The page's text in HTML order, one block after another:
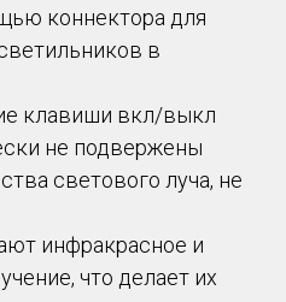
коннектора для
в
клавиши вкл/выкл
не подвержены
светового луча, не
инфракрасное и
что делает их